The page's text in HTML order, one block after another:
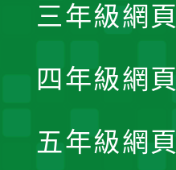
三年級網頁
四年級網頁
五年級網頁